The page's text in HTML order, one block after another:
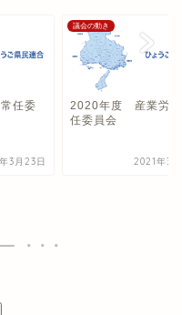
任委
3月23日
議会の動き
2020年度 産業労
任委員会
2021年3